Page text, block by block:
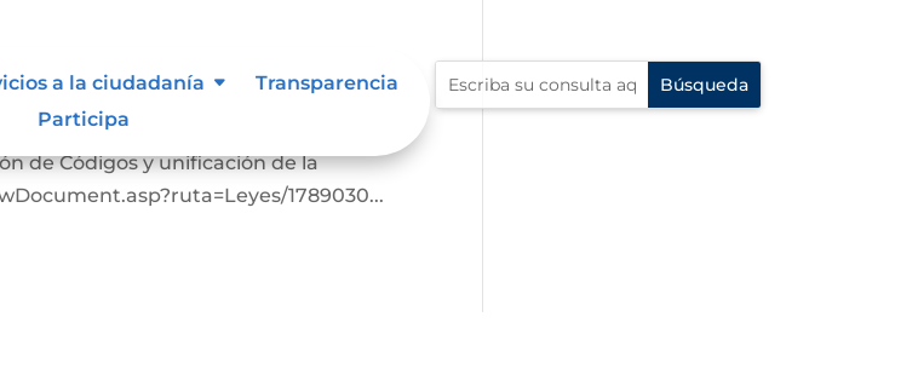
a la ciudadanía
Transparencia
Participa
juriscol.gov.co/viewDocument.asp?
de Códigos y unificación de la
1789030...